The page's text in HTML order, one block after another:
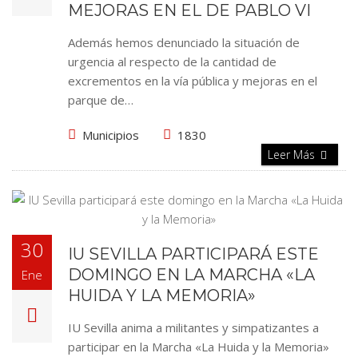
MEJORAS EN EL DE PABLO VI
Además hemos denunciado la situación de
urgencia al respecto de la cantidad de
excrementos en la vía pública y mejoras en el
parque de…
Municipios 1830
Leer Más
30
Ene
IU SEVILLA PARTICIPARÁ ESTE
DOMINGO EN LA MARCHA «LA
HUIDA Y LA MEMORIA»
IU Sevilla anima a militantes y simpatizantes a
participar en la Marcha «La Huida y la Memoria»